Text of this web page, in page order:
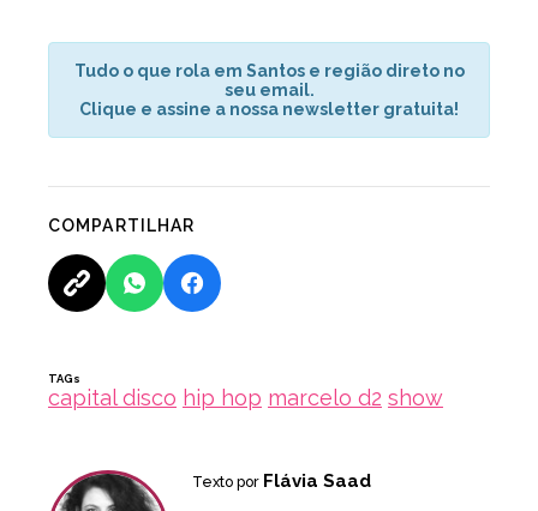
Tudo o que rola em Santos e região direto no
seu email.
Clique e assine a nossa newsletter gratuita!
COMPARTILHAR
TAGs
capital disco hip hop marcelo d2 show
Texto por Flávia Saad